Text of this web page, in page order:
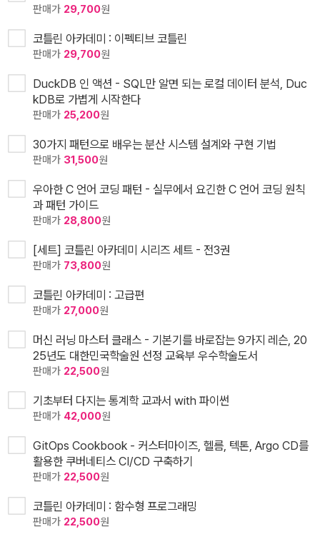
판매가 29,700원
코틀린 아카데미 : 이펙티브 코틀린
판매가 29,700원
DuckDB 인 액션 - SQL만 알면 되는 로컬 데이터 분석, Duc
kDB로 가볍게 시작한다
판매가 25,200원
30가지 패턴으로 배우는 분산 시스템 설계와 구현 기법
판매가 31,500원
우아한 C 언어 코딩 패턴 - 실무에서 요긴한 C 언어 코딩 원칙
과 패턴 가이드
판매가 28,800원
[세트] 코틀린 아카데미 시리즈 세트 - 전3권
판매가 73,800원
코틀린 아카데미 : 고급편
판매가 27,000원
머신 러닝 마스터 클래스 - 기본기를 바로잡는 9가지 레슨, 20
25년도 대한민국학술원 선정 교육부 우수학술도서
판매가 22,500원
기초부터 다지는 통계학 교과서 with 파이썬
판매가 42,000원
GitOps Cookbook - 커스터마이즈, 헬름, 텍톤, Argo CD를
활용한 쿠버네티스 CI/CD 구축하기
판매가 22,500원
코틀린 아카데미 : 함수형 프로그래밍
판매가 22,500원